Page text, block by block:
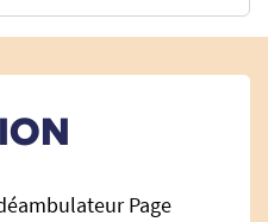
Page